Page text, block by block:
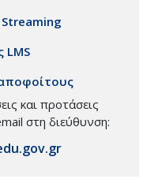
LMS
και προτάσεις
στη διεύθυνση: